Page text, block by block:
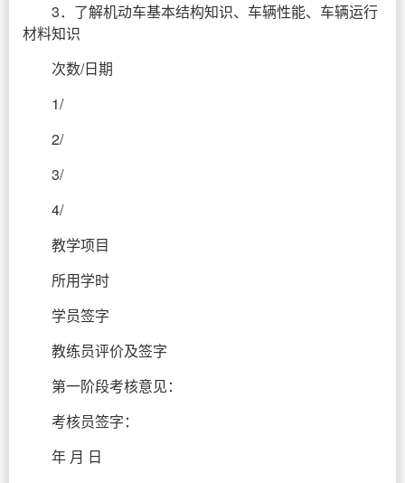
3．了解机动车基本结构知识、车辆性能、车辆运行
材料知识
次数/日期
1/
2/
3/
4/
教学项目
所用学时
学员签字
教练员评价及签字
第一阶段考核意见：
考核员签字：
年 月 日